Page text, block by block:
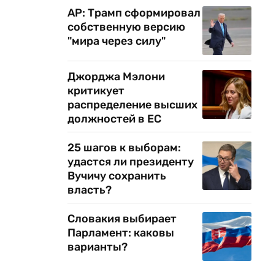
AP: Трамп сформировал
собственную версию
"мира через силу"
Джорджа Мэлони
критикует
распределение высших
должностей в ЕС
25 шагов к выборам:
удастся ли президенту
Вучичу сохранить
власть?
Словакия выбирает
Парламент: каковы
варианты?